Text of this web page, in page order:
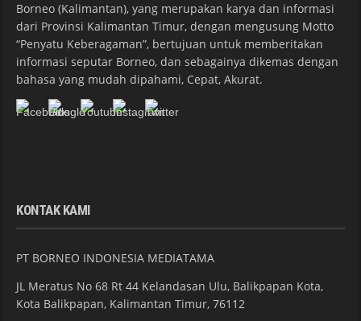
Borneo (Kalimantan), yang merupakan karya dan informasi
dari Provinsi Kalimantan Timur, dengan mengusung Motto
“Penyatu Keberagaman”, bertujuan untuk memberitakan
informasi seputar Borneo, dan sebagainya dikemas dengan
bahasa yang mudah dipahami, Cepat, Akurat.
KONTAK KAMI
PT BORNEO INDONESIA MEDIATAMA
JL Meratus No 68 Rt 44 Kelandasan Ulu, Balikpapan Kota,
Kota Balikpapan, Kalimantan Timur, 76112